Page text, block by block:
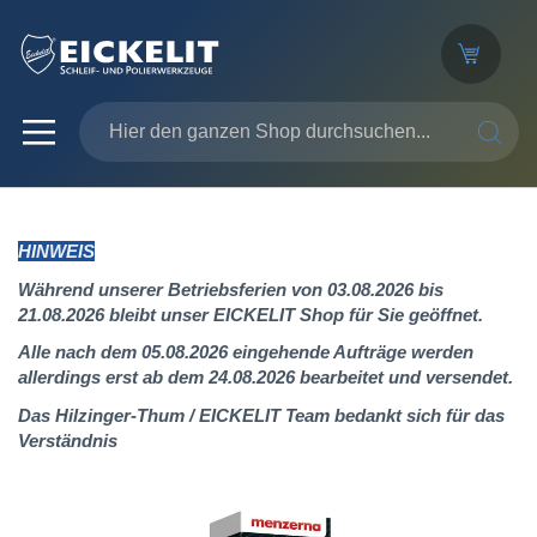
SUCHE
HINWEIS
Während unserer Betriebsferien von 03.08.2026 bis
21.08.2026 bleibt unser EICKELIT Shop für Sie geöffnet.
Alle nach dem 05.08.2026 eingehende Aufträge werden
allerdings erst ab dem 24.08.2026 bearbeitet und versendet.
Das Hilzinger-Thum / EICKELIT Team bedankt sich für das
Verständnis